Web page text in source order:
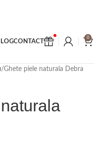
CONTACT
0
Ghete piele naturala Debra